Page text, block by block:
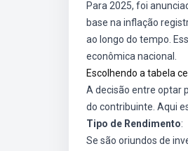
Para 2025, foi
base na inflação
ao longo do tempo.
econômica nacional.
Escolhendo a tabela
A decisão entre optar
do contribuinte. Aqui
Tipo de Rendimento:
Se são oriundos de